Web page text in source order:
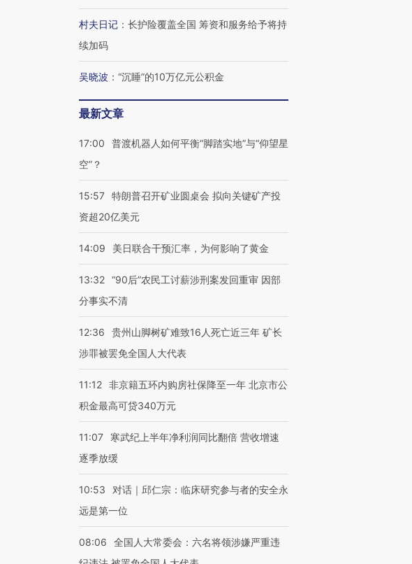
村夫日记 ： 长护险覆盖全国 筹资和服务给予将持
续加码
吴晓波 ： “沉睡”的10万亿元公积金
最新文章
17:00
普渡机器人如何平衡“脚踏实地”与“仰望星
空”？
15:57 特朗普召开矿业圆桌会 拟向关键矿产投
资超20亿美元
14:09 美日联合干预汇率，为何影响了黄金
13:32 “90后”农民工讨薪涉刑案发回重审 因部
分事实不清
12:36
贵州山脚树矿难致16人死亡近三年 矿长
涉罪被罢免全国人大代表
11:12 非京籍五环内购房社保降至一年 北京市公
积金最高可贷340万元
11:07
寒武纪上半年净利润同比翻倍 营收增速
逐季放缓
10:53
对话｜邱仁宗：临床研究参与者的安全永
远是第一位
08:06
全国人大常委会：六名将领涉嫌严重违